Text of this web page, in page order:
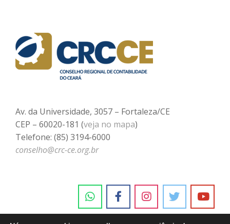
Av. da Universidade, 3057 – Fortaleza/CE
CEP – 60020-181 (veja no mapa)
Telefone: (85) 3194-6000
conselho@crc-ce.org.br